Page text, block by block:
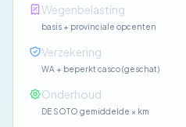
Wegenbelasting
basis + provinciale opcenten
Verzekering
WA + beperkt casco (geschat)
Onderhoud
DE SOTO gemiddelde × km